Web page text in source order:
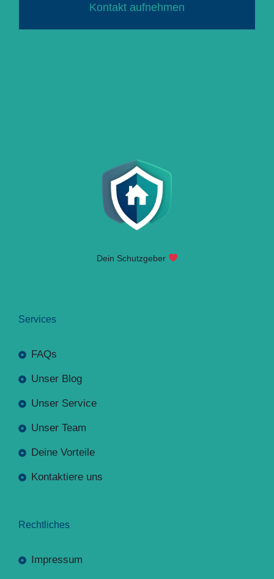
Kontakt aufnehmen
Dein Schutzgeber
Services
FAQs
Unser Blog
Unser Service
Unser Team
Deine Vorteile
Kontaktiere uns
Rechtliches
Impressum